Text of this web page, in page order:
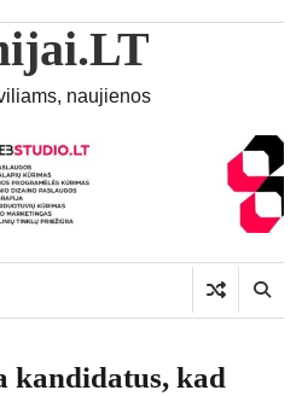
naujienos
kandidatus, kad